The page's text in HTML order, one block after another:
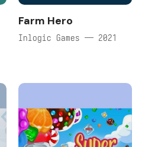
Farm Hero
Inlogic Games — 2021